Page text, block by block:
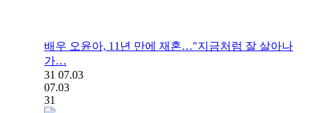
배우 오윤아, 11년 만에 재혼…"지금처럼 잘 살아나
가…
31 07.03
07.03
31